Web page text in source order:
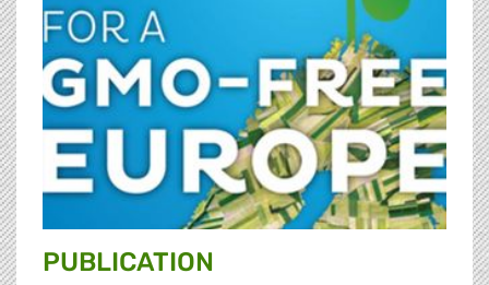
PUBLICATION